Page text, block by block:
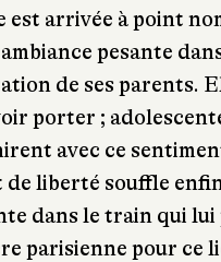
arrivée à point
pesante
de ses parents.
porter ;
avec ce
liberté souffle
dans le train qui
parisienne pour ce